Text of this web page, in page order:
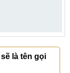
là tên gọi